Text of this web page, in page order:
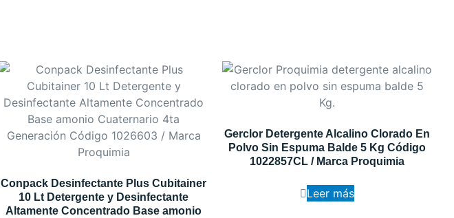
Conpack Desinfectante Plus Cubitainer
10 Lt Detergente y Desinfectante
Altamente Concentrado Base amonio
Gerclor Detergente Alcalino Clorado En
Polvo Sin Espuma Balde 5 Kg Código
1022857CL / Marca Proquimia
Leer más